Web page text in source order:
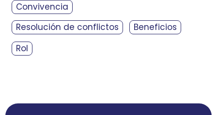
Convivencia
Resolución de conflictos
Beneficios
Rol